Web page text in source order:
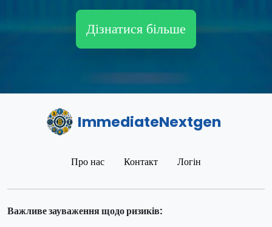
Дізнатися більше
ImmediateNextgen
Про нас Контакт Логін
Важливе зауваження щодо ризиків: